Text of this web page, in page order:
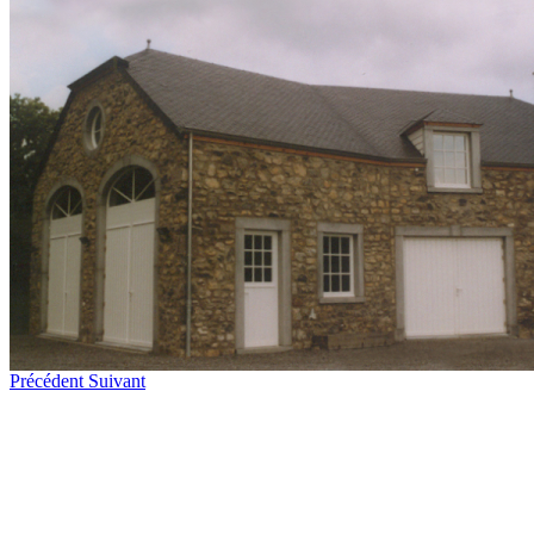
Précédent Suivant